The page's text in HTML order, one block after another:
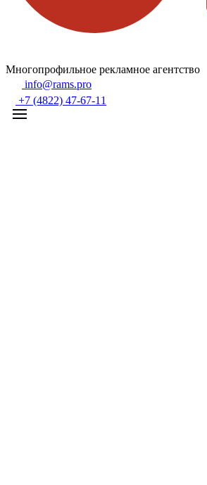
Многопрофильное рекламное агентство
info@rams.pro
+7 (4822) 47-67-11